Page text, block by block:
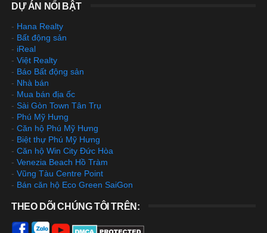
DỰ ÁN NỔI BẬT
- Hana Realty
- Bất động sản
- iReal
- Việt Realty
- Báo Bất động sản
- Nhà bán
- Mua bán địa ốc
- Sài Gòn Town Tân Trụ
- Phú Mỹ Hưng
- Căn hộ Phú Mỹ Hưng
- Biệt thự Phú Mỹ Hưng
- Căn hộ Win City Đức Hòa
- Venezia Beach Hồ Tràm
- Vũng Tàu Centre Point
- Bán căn hộ Eco Green SaiGon
THEO DÕI CHÚNG TÔI TRÊN: